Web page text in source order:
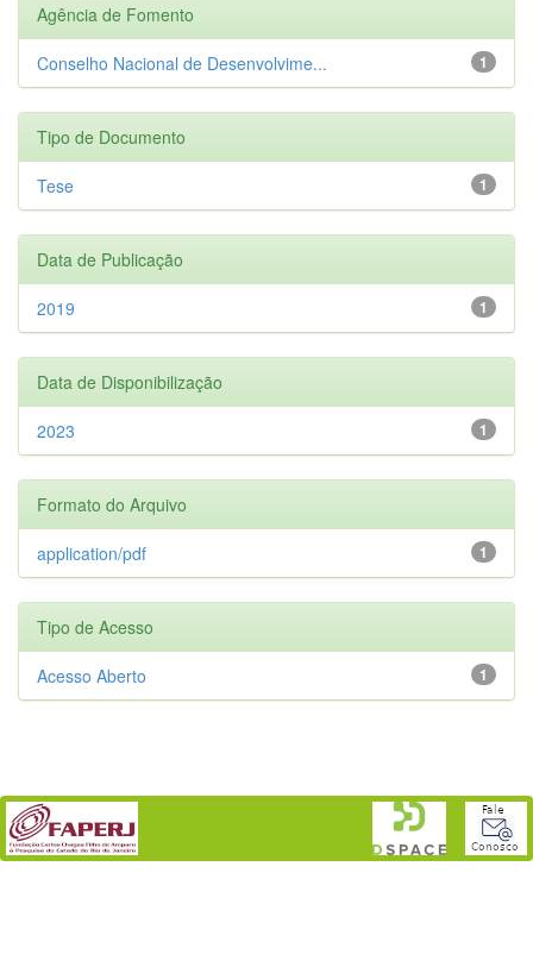
Agência de Fomento
1
Conselho Nacional de Desenvolvime...
Tipo de Documento
1
Tese
Data de Publicação
1
2019
Data de Disponibilização
1
2023
Formato do Arquivo
1
application/pdf
Tipo de Acesso
1
Acesso Aberto